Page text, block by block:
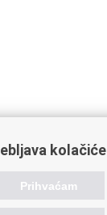
kolačiće
Prihvaćam